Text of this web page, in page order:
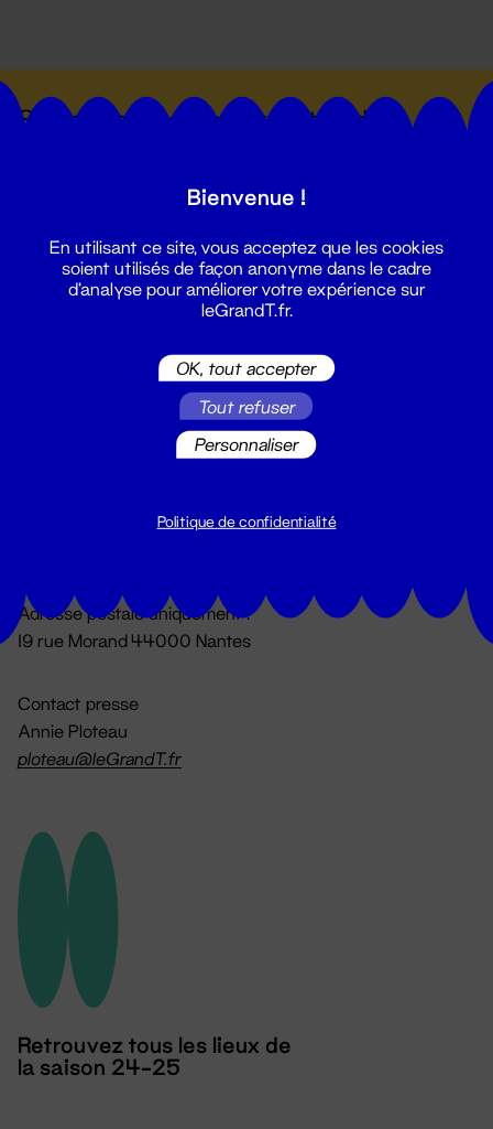
Suivez toutes les actualités du
Du lundi au vendredi 14h → 18h
Adresse postale uniquement :
19 rue Morand 44000 Nantes
Contact presse
Annie Ploteau
ploteau@leGrandT.fr
Retrouvez tous les lieux de
la saison 24-25
Bienvenue !
En utilisant ce site, vous acceptez que les cookies
soient utilisés de façon anonyme dans le cadre
d'analyse pour améliorer votre expérience sur
leGrandT.fr.
OK, tout accepter
Tout refuser
Personnaliser
Politique de confidentialité